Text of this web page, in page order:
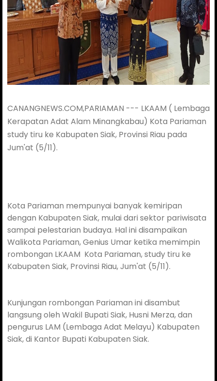
CANANGNEWS.COM,PARIAMAN --- LKAAM ( Lembaga
Kerapatan Adat Alam Minangkabau) Kota Pariaman
study tiru ke Kabupaten Siak, Provinsi Riau pada
Jum'at (5/11).
Kota Pariaman mempunyai banyak kemiripan
dengan Kabupaten Siak, mulai dari sektor pariwisata
sampai pelestarian budaya. Hal ini disampaikan
Walikota Pariaman, Genius Umar ketika memimpin
rombongan LKAAM Kota Pariaman, study tiru ke
Kabupaten Siak, Provinsi Riau, Jum'at (5/11).
Kunjungan rombongan Pariaman ini disambut
langsung oleh Wakil Bupati Siak, Husni Merza, dan
pengurus LAM (Lembaga Adat Melayu) Kabupaten
Siak, di Kantor Bupati Kabupaten Siak.